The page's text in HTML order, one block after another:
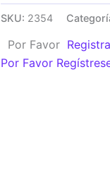
BUS
(310
SKU: 2354
Por Favor
Por Favor